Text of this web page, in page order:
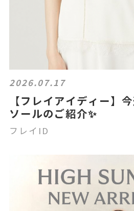
2026.07.17
【フレイアイディー】
ソールのご紹介✨
フレイID